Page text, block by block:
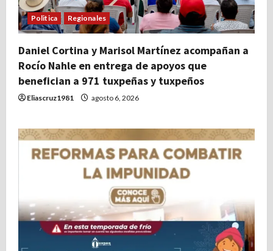
Politica Regionales
Daniel Cortina y Marisol Martínez acompañan a
Rocío Nahle en entrega de apoyos que
benefician a 971 tuxpeñas y tuxpeños
Eliascruz1981 agosto 6, 2026